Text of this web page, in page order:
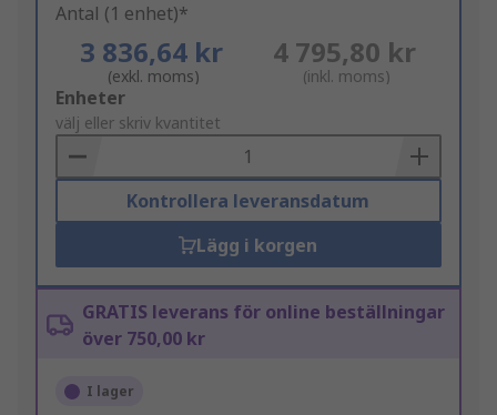
Antal (1 enhet)*
3 836,64 kr
(exkl. moms)
4 795,80 kr
(inkl. moms)
Add
to
Basket
Enheter
välj eller skriv kvantitet
Kontrollera leveransdatum
Lägg i korgen
GRATIS leverans för online beställningar
över 750,00 kr
I lager